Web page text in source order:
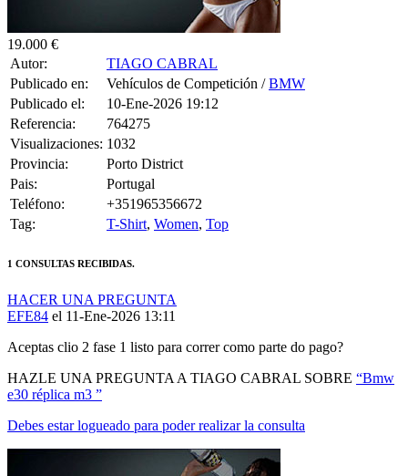
19.000 €
Autor:
TIAGO CABRAL
Publicado en:
Vehículos de Competición /BMW
Publicado el:
10-Ene-2026 19:12
Referencia:
764275
Visualizaciones: 1032
Provincia:
Porto District
Pais:
Portugal
Teléfono:
+351965356672
Tag:
T-Shirt, Women, Top
1 CONSULTAS RECIBIDAS.
HACER UNA PREGUNTA
EFE84 el 11-Ene-2026 13:11
Aceptas clio 2 fase 1 listo para correr como parte do pago?
HAZLE UNA PREGUNTA A TIAGO CABRAL SOBRE “Bmw
e30 réplica m3 ”
Debes estar logueado para poder realizar la consulta